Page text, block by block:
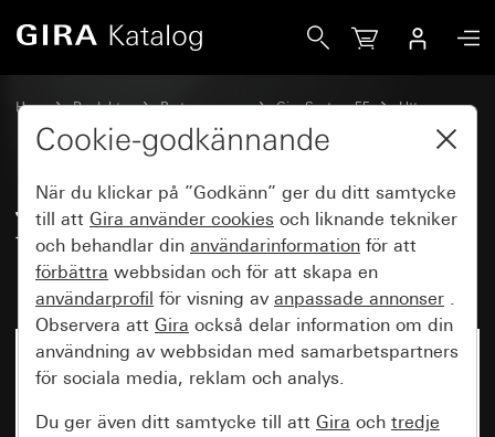
Hem Produkter Brytarprogram Gira System 55 Uttag
Jordat uttag 16 A 250 V~ med
förbättrat beröringsskydd (Safety
Plus) System 55
Cookie-godkännande
När du klickar på ”Godkänn” ger du ditt samtycke
till att Gira använder cookies och liknande tekniker
och behandlar din användarinformation för att
förbättra webbsidan och för att skapa en
användarprofil för visning av anpassade annonser .
Observera att Gira också delar information om din
användning av webbsidan med samarbetspartners
för sociala media, reklam och analys.
Du ger även ditt samtycke till att Gira och tredje